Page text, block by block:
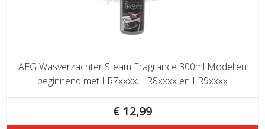
AEG Wasverzachter Steam Fragrance 300ml Modellen
beginnend met LR7xxxx, LR8xxxx en LR9xxxx
€ 12,99